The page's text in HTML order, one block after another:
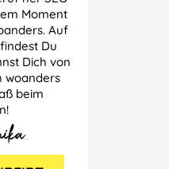
Moment
Auf
Du
Dich von
woanders
beim